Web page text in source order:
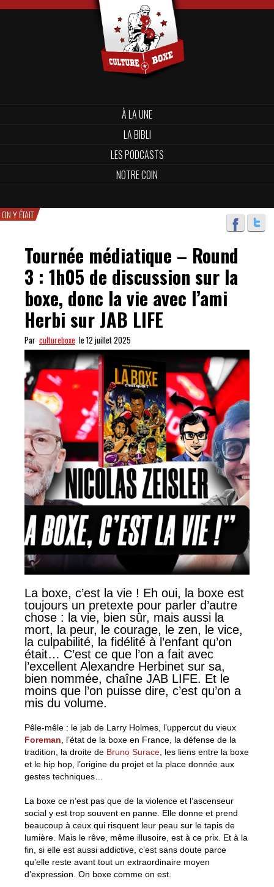
À LA UNE
LA BIBLI
LES PODCASTS
NOTRE COIN
ON Y ÉTAIT
Tournée médiatique – Round
3 : 1h05 de discussion sur la
boxe, donc la vie avec l’ami
Herbi sur JAB LIFE
Par cultureboxe le 12 juillet 2025
La boxe, c’est la vie ! Eh oui, la boxe est
toujours un pretexte pour parler d’autre
chose : la vie, bien sûr, mais aussi la
mort, la peur, le courage, le zen, le vice,
la culpabilité, la fidélité à l’enfant qu’on
était… C’est ce que l’on a fait avec
l’excellent Alexandre Herbinet sur sa,
bien nommée, chaîne JAB LIFE. Et le
moins que l’on puisse dire, c’est qu’on a
mis du volume.
Pêle-mêle : le jab de Larry Holmes, l’uppercut du vieux
Foreman , l’état de la boxe en France, la défense de la
tradition, la droite de Bruno Surace , les liens entre la boxe
et le hip hop, l’origine du projet et la place donnée aux
gestes techniques…
La boxe ce n’est pas que de la violence et l’ascenseur
social y est trop souvent en panne. Elle donne et prend
beaucoup à ceux qui risquent leur peau sur le tapis de
lumière. Mais le rêve, même illusoire, est à ce prix. Et à la
fin, si elle est aussi addictive, c’est sans doute parce
qu’elle reste avant tout un extraordinaire moyen
d’expression. On boxe comme on est.